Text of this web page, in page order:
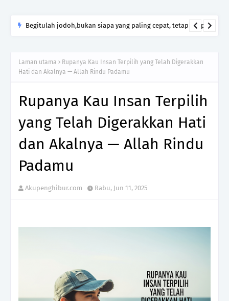
Begitulah jodoh,bukan siapa yang paling cepat, tetapi siapa
ingin menutup mulut manusia
Laman utama
Rupanya Kau Insan Terpilih yang Telah Digerakkan
Hati dan Akalnya — Allah Rindu Padamu
Rupanya Kau Insan Terpilih
yang Telah Digerakkan Hati
dan Akalnya — Allah Rindu
Padamu
Akupenghibur.com Rabu, Jun 11, 2025